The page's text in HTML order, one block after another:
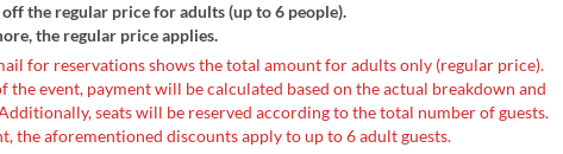
the regular price for adults (up to 6 people).
the regular price applies.
for reservations shows the total amount for adults only (regular price).
the event, payment will be calculated based on the actual breakdown and
seats will be reserved according to the total number of guests.
the aforementioned discounts apply to up to 6 adult guests.